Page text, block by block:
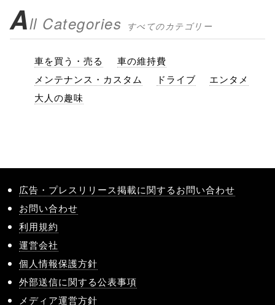
All Categories すべてのカテゴリー
車を買う・売る
車の維持費
メンテナンス・カスタム
ドライブ
エンタメ
大人の趣味
広告・プレスリリース掲載に関するお問い合わせ
お問い合わせ
利用規約
運営会社
個人情報保護方針
外部送信に関する公表事項
メディア運営方針